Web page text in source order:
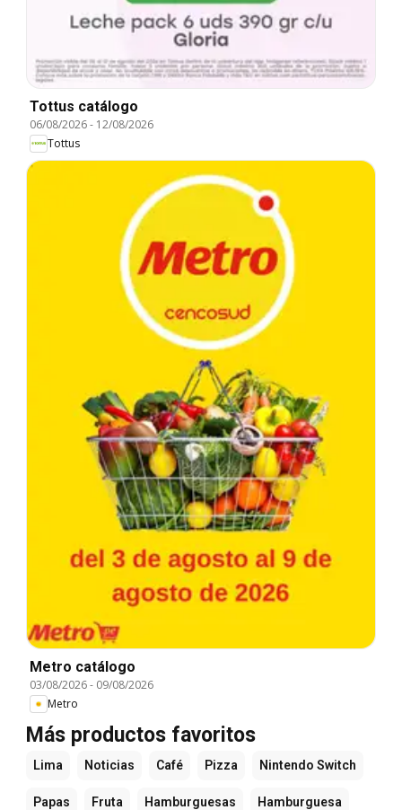
Tottus catálogo
06/08/2026- 12/08/2026
Tottus
Metro catálogo
03/08/2026- 09/08/2026
Metro
Más productos favoritos
Lima Noticias Café Pizza Nintendo Switch
Papas Fruta Hamburguesas Hamburguesa